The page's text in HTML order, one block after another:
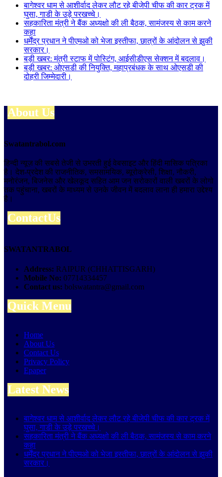
बागेश्वर धाम से आशीर्वाद लेकर लौट रहे बीजेपी चीफ की कार ट्रक में
घुसा, गाडी के उड़े परखच्चे।
सहकारिता मंत्री ने बैंक अध्यक्षो की ली बैठक, सामंजस्य से काम करने
कहा
धर्मेंद्र प्रधान ने पीएमओ को भेजा इस्तीफा, छात्रों के आंदोलन से झुकी
सरकार।
बड़ी खबर: मंत्री स्टाफ में पोस्टिंग, आईसीडीएस सेक्शन में बदलाव।
बड़ी खबर: ओएसडी की नियुक्ति, महाप्रबंधक के साथ ओएसडी की
दोहरी जिम्मेदारी।
About Us
Swatantrabol.com
हिन्दी न्यूज़ की सबसे तेजी से उभरती हुई वेबसाइट और हिंदी मासिक पत्रिका
है। देश-प्रदेश की राजनीतिक, समसामयिक, ब्यूरोक्रेसी, शिक्षा, नौकरी,
मनोरंजन, बिजनेस और खेलकूद सहित आम जन सरोकारों वाली खबरों के लोगो
तक पहुंचाना, खबरों के माध्यम से उनके जीवन में बदलाव लाना ही हमारा उद्देश्य
है।
ContactUs
SWATANTRABOL
Address: RAIPUR (CHHATTISGARH)
Mobile No: 07714334457
Contact us: bolswatantra@gmail.com
Quick Menu
Home
About Us
Contact Us
Privacy Policy
Epaper
Latest News
बागेश्वर धाम से आशीर्वाद लेकर लौट रहे बीजेपी चीफ की कार ट्रक में
घुसा, गाडी के उड़े परखच्चे।
सहकारिता मंत्री ने बैंक अध्यक्षो की ली बैठक, सामंजस्य से काम करने
कहा
धर्मेंद्र प्रधान ने पीएमओ को भेजा इस्तीफा, छात्रों के आंदोलन से झुकी
सरकार।